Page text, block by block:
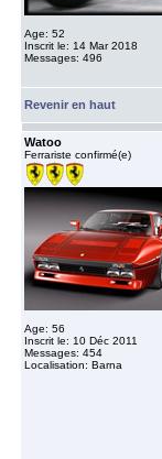
Age: 52
Inscrit le: 14 Mar 2018
Messages: 496
Revenir en haut
Watoo
Ferrariste confirmé(e)
Age: 56
Inscrit le: 10 Déc 2011
Messages: 454
Localisation: Barna